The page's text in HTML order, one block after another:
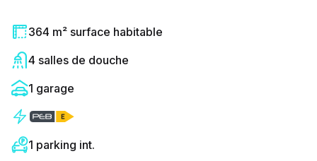
364 m² surface habitable
4 salles de douche
1 garage
1 parking int.